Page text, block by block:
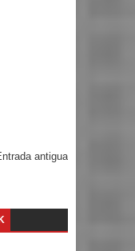
antigua